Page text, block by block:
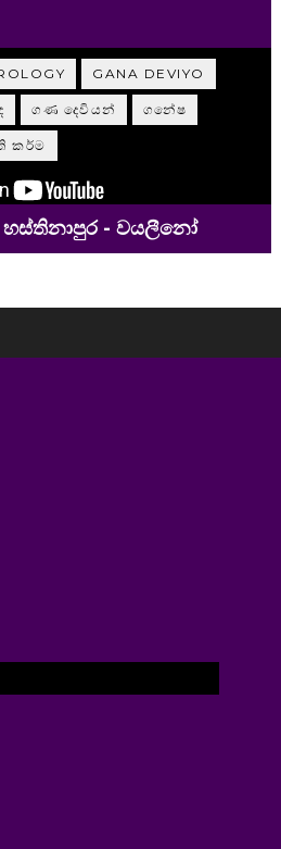
GANA DEVIYO
ගණ දෙවියන් ගනේෂ
කර්ම
හස්තිනාපුර - වයලීනෝ